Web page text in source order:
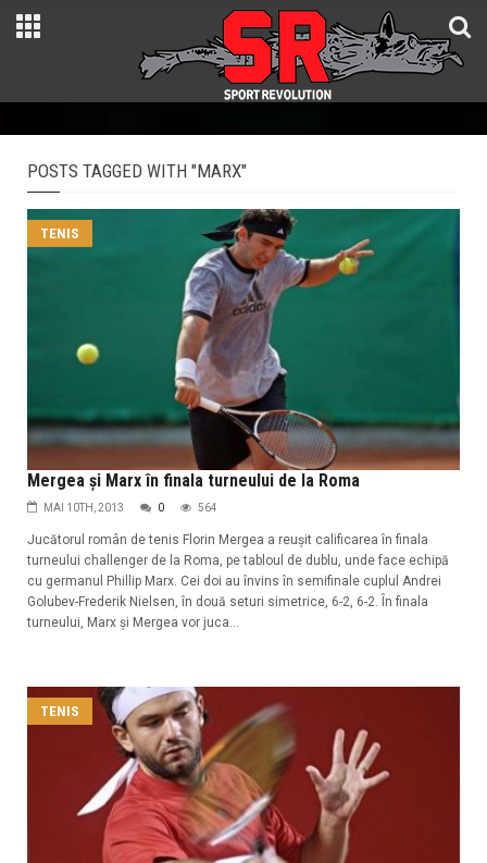
POSTS TAGGED WITH "MARX"
TENIS
Mergea şi Marx în finala turneului de la Roma
MAI 10TH, 2013 0 564
Jucătorul român de tenis Florin Mergea a reuşit calificarea în finala
turneului challenger de la Roma, pe tabloul de dublu, unde face echipă
cu germanul Phillip Marx. Cei doi au învins în semifinale cuplul Andrei
Golubev-Frederik Nielsen, în două seturi simetrice, 6-2, 6-2. În finala
turneului, Marx şi Mergea vor juca...
TENIS